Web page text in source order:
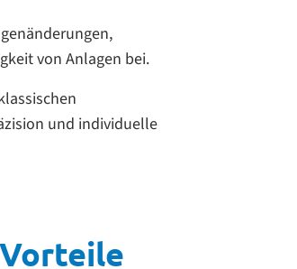
von Anlagen bei.
und individuelle